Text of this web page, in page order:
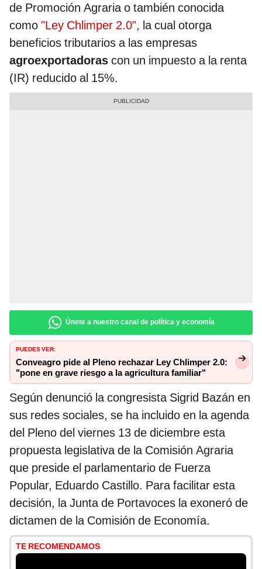
de Promoción Agraria o también conocida
como "Ley Chlimper 2.0", la cual otorga
beneficios tributarios a las empresas
agroexportadoras con un impuesto a la renta
(IR) reducido al 15%.
Únete a nuestro canal de política y economía
PUEDES VER:
Conveagro pide al Pleno rechazar Ley Chlimper 2.0:
"pone en grave riesgo a la agricultura familiar"
Según denunció la congresista Sigrid Bazán en
sus redes sociales, se ha incluido en la agenda
del Pleno del viernes 13 de diciembre esta
propuesta legislativa de la Comisión Agraria
que preside el parlamentario de Fuerza
Popular, Eduardo Castillo. Para facilitar esta
decisión, la Junta de Portavoces la exoneró de
dictamen de la Comisión de Economía.
TE RECOMENDAMOS